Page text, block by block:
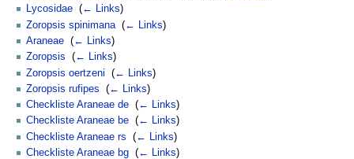
Lycosidae (← Links)
Zoropsis spinimana (← Links)
Araneae (← Links)
Zoropsis
(← Links)
Zoropsis oertzeni
(← Links)
Zoropsis rufipes
(← Links)
Checkliste Araneae de (← Links)
Checkliste Araneae be (← Links)
Checkliste Araneae rs
(← Links)
Checkliste Araneae bg (← Links)